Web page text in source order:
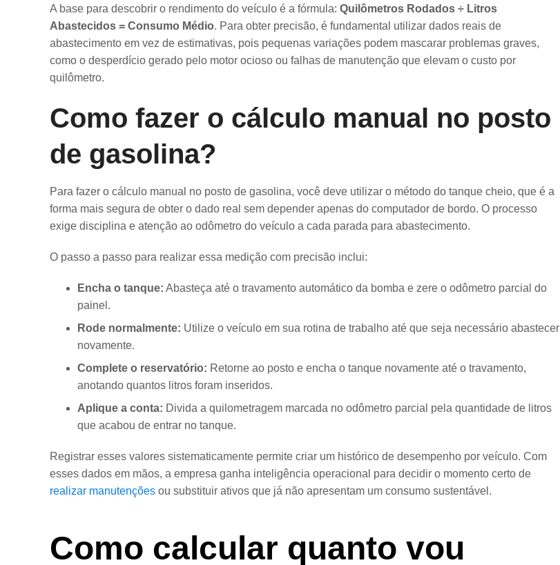
A base para descobrir o rendimento do veículo é a fórmula: Quilômetros Rodados ÷ Litros
Abastecidos = Consumo Médio. Para obter precisão, é fundamental utilizar dados reais de
abastecimento em vez de estimativas, pois pequenas variações podem mascarar problemas graves,
como o desperdício gerado pelo motor ocioso ou falhas de manutenção que elevam o custo por
quilômetro.
Como fazer o cálculo manual no posto
de gasolina?
Para fazer o cálculo manual no posto de gasolina, você deve utilizar o método do tanque cheio, que é a
forma mais segura de obter o dado real sem depender apenas do computador de bordo. O processo
exige disciplina e atenção ao odômetro do veículo a cada parada para abastecimento.
O passo a passo para realizar essa medição com precisão inclui:
Encha o tanque: Abasteça até o travamento automático da bomba e zere o odômetro parcial do
painel.
Rode normalmente: Utilize o veículo em sua rotina de trabalho até que seja necessário abastecer
novamente.
Complete o reservatório: Retorne ao posto e encha o tanque novamente até o travamento,
anotando quantos litros foram inseridos.
Aplique a conta: Divida a quilometragem marcada no odômetro parcial pela quantidade de litros
que acabou de entrar no tanque.
Registrar esses valores sistematicamente permite criar um histórico de desempenho por veículo. Com
esses dados em mãos, a empresa ganha inteligência operacional para decidir o momento certo de
realizar manutenções ou substituir ativos que já não apresentam um consumo sustentável.
Como calcular quanto vou